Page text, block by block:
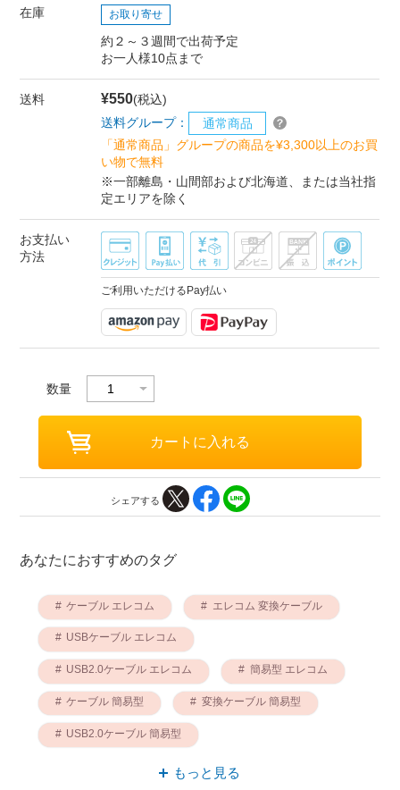
在庫 お取り寄せ
約２～３週間で出荷予定
お一人様10点まで
送料 ¥550(税込)
送料グループ：
通常商品
「通常商品」グループの商品を¥3,300以上のお買
い物で無料
※一部離島・山間部および北海道、または当社指
定エリアを除く
お支払い
方法
ご利用いただけるPay払い
数量
シェアする
あなたにおすすめのタグ
ケーブル エレコム エレコム 変換ケーブル
USBケーブル エレコム
USB2.0ケーブル エレコム 簡易型 エレコム
ケーブル 簡易型 変換ケーブル 簡易型
USB2.0ケーブル 簡易型
もっと見る